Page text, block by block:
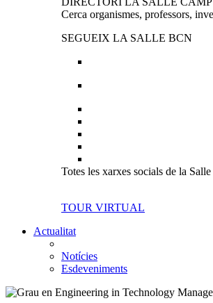
Cerca organismes, professors,
SEGUEIX LA SALLE BCN
Totes les xarxes socials de la
TOUR VIRTUAL
Actualitat
Notícies
Esdeveniments